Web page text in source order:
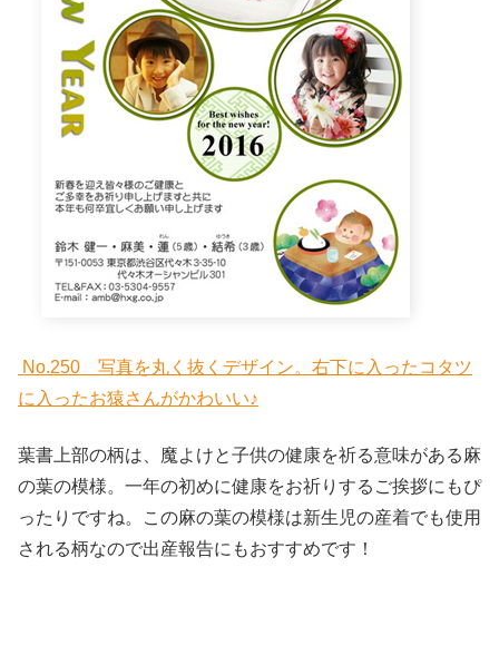
No.250 写真を丸く抜くデザイン。右下に入ったコタツ
に入ったお猿さんがかわいい♪
葉書上部の柄は、魔よけと子供の健康を祈る意味がある麻
の葉の模様。一年の初めに健康をお祈りするご挨拶にもぴ
ったりですね。この麻の葉の模様は新生児の産着でも使用
される柄なので出産報告にもおすすめです！